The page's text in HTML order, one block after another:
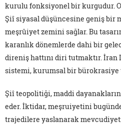
kurulu fonksiyonel bir kurgudur.
Şiî siyasal düşüncesine geniş bir
meşrûiyet zemini sağlar. Bu
karanlık dönemlerde dahi bir
direniş hattını diri tutmaktır.
sistemi, kurumsal bir
Şiî teopolitiği, maddi
eder. İktidar, meşruiyetini
trajedilere yaslanarak